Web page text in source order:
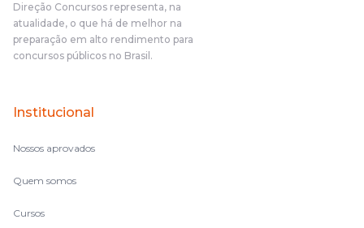
Direção Concursos representa, na
atualidade, o que há de melhor na
preparação em alto rendimento para
concursos públicos no Brasil.
Institucional
Nossos aprovados
Quem somos
Cursos